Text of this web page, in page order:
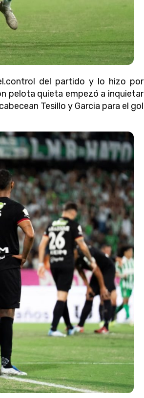
del partido y lo hizo por
pelota quieta empezó a inquietar
Tesillo y Garcia para el gol